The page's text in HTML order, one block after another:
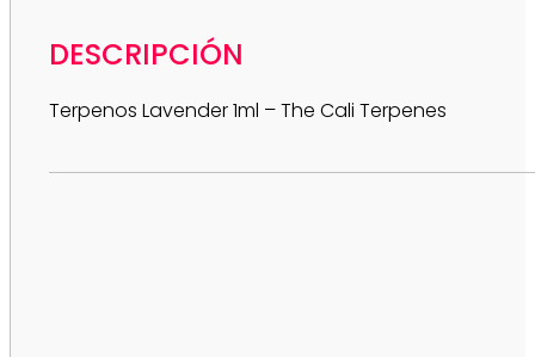
DESCRIPCIÓN
Terpenos Lavender 1ml – The Cali Terpenes